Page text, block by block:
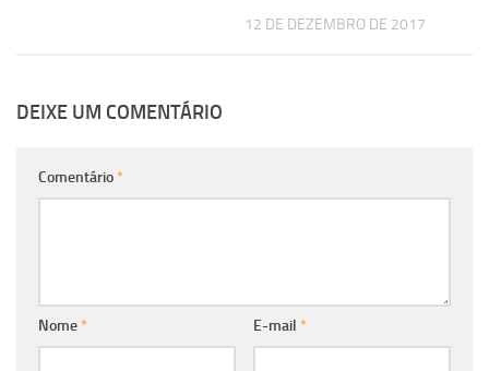
12 DE DEZEMBRO DE 2017
DEIXE UM COMENTÁRIO
Comentário*
Nome* E-mail *